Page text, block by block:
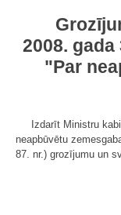
2008.
"Par
Izdarīt Ministru
neapbūvētu
87. nr.) grozījumu un